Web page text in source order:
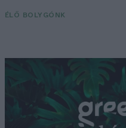
ÉLŐ BOLYGÓNK